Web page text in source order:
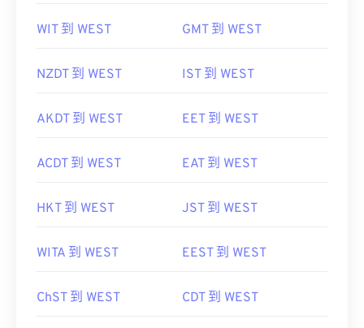
WIT 到 WEST GMT 到 WEST
NZDT 到 WEST IST 到 WEST
AKDT 到 WEST EET 到 WEST
ACDT 到 WEST EAT 到 WEST
HKT 到 WEST JST 到 WEST
WITA 到 WEST EEST 到 WEST
ChST 到 WEST CDT 到 WEST